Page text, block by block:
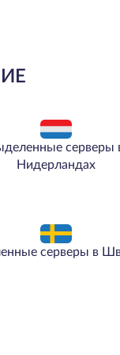
серверы
Нидерландах
серверы в